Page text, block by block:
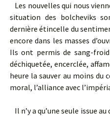
Les nouvelles qui nous
situation des bolcheviks
dernière étincelle du
encore dans les masses
Ils ont permis de sang-
déchiquetée, encerclée,
heure la sauver au moins du
moral, l’alliance avec
Il n’y a qu’une seule issue